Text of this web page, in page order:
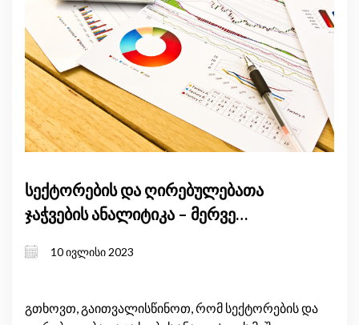
სექტორების და ღირებულებათა
ჯაჭვების ანალიტიკა – მერვე
10 ივლისი 2023
გთხოვთ, გაითვალისწინოთ, რომ სექტორების და